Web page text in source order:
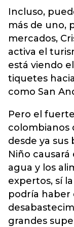
Incluso,
más de uno,
mercados,
activa el
está viendo
tiquetes
como San
Pero el
colombianos
desde ya sus
Niño causará
agua y los
expertos, sí
podría haber
grandes